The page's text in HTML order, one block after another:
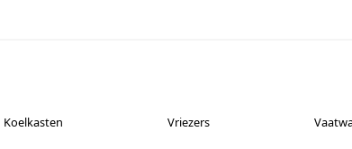
Koelkasten Vriezers